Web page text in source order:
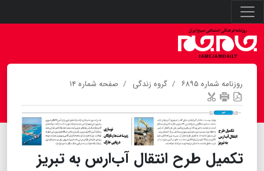
روزنامه شماره ۶۸۹۵ گروه زندگی صفحه شماره ۱۴
تکمیل طرح انتقال آب‌ارس به تبریز